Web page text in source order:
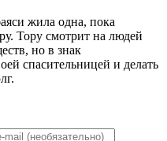
жила одна, пока
Тору смотрит на людей
но в знак
спасительницей и делать